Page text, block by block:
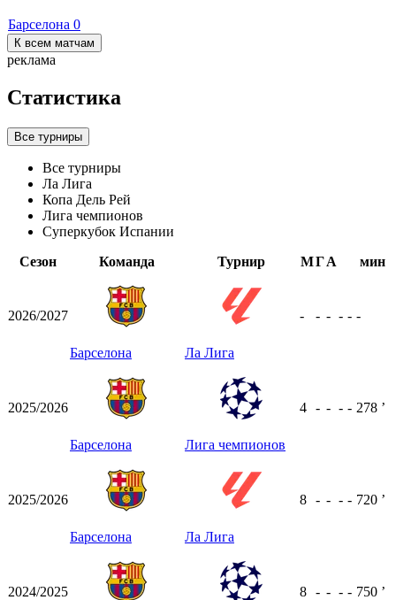
Барселона 0
К всем матчам
реклама
Статистика
Все турниры
Все турниры
Ла Лига
Копа Дель Рей
Лига чемпионов
Суперкубок Испании
Сезон
Команда Турнир МГА мин
2026/2027
Барселона Ла Лига
- - - - - -
2025/2026
Барселона Лига чемпионов
4 - - - - 278 ʼ
2025/2026
Барселона Ла Лига
8 - - - - 720 ʼ
2024/2025 8 - - - - 750 ʼ